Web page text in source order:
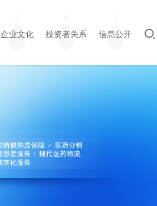
企业文化 投资者关系 信息公开